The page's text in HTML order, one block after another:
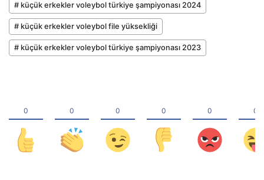
# küçük erkekler voleybol türkiye şampiyonası 2024
# küçük erkekler voleybol file yüksekliği
# küçük erkekler voleybol türkiye şampiyonası 2023